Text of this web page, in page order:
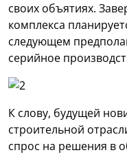
своих объятиях.
комплекса
следующем
серийное
К слову, будущей
строительной
спрос на решения в